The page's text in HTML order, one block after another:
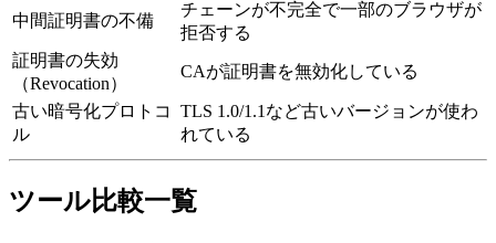
中間証明書の不備
チェーンが不完全で一部のブラウザが
拒否する
証明書の失効
（Revocation）
CAが証明書を無効化している
古い暗号化プロトコ
ル
TLS 1.0/1.1など古いバージョンが使わ
れている
ツール比較一覧